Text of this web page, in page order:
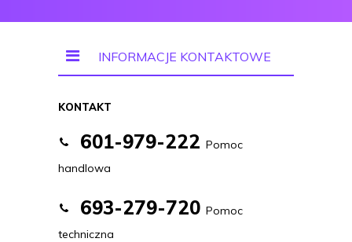
INFORMACJE KONTAKTOWE
KONTAKT
601-979-222 Pomoc
handlowa
693-279-720 Pomoc
techniczna